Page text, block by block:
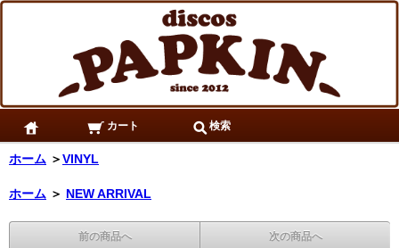
カート 検索
ホーム ＞VINYL
ホーム ＞ NEW ARRIVAL
前の商品へ 次の商品へ